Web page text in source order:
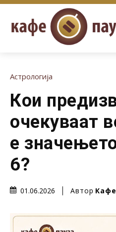
Астрологија
Кои
очекуваат
е
6?
01.06.2026 Автор